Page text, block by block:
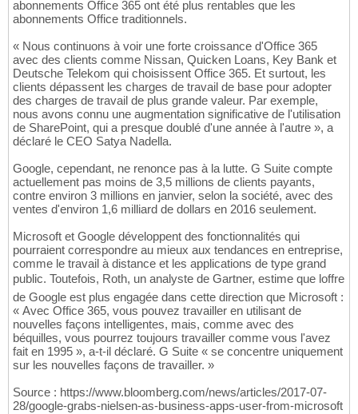
abonnements Office 365 ont été plus rentables que les
abonnements Office traditionnels.
« Nous continuons à voir une forte croissance d'Office 365
avec des clients comme Nissan, Quicken Loans, Key Bank et
Deutsche Telekom qui choisissent Office 365. Et surtout, les
clients dépassent les charges de travail de base pour adopter
des charges de travail de plus grande valeur. Par exemple,
nous avons connu une augmentation significative de l'utilisation
de SharePoint, qui a presque doublé d'une année à l'autre », a
déclaré le CEO Satya Nadella.
Google, cependant, ne renonce pas à la lutte. G Suite compte
actuellement pas moins de 3,5 millions de clients payants,
contre environ 3 millions en janvier, selon la société, avec des
ventes d'environ 1,6 milliard de dollars en 2016 seulement.
Microsoft et Google développent des fonctionnalités qui
pourraient correspondre au mieux aux tendances en entreprise,
comme le travail à distance et les applications de type grand
public. Toutefois, Roth, un analyste de Gartner, estime que loffre
de Google est plus engagée dans cette direction que Microsoft :
« Avec Office 365, vous pouvez travailler en utilisant de
nouvelles façons intelligentes, mais, comme avec des
béquilles, vous pourrez toujours travailler comme vous l'avez
fait en 1995 », a-t-il déclaré. G Suite « se concentre uniquement
sur les nouvelles façons de travailler. »
Source : https://www.bloomberg.com/news/articles/2017-07-
28/google-grabs-nielsen-as-business-apps-user-from-microsoft